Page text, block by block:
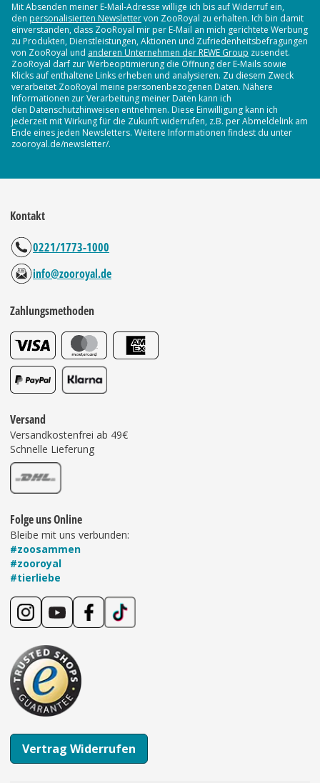
Mit Absenden meiner E-Mail-Adresse willige ich bis auf Widerruf ein,
den personalisierten Newslettervon ZooRoyal zu erhalten. Ich bin damit
einverstanden, dass ZooRoyal mir per E-Mail an mich gerichtete Werbung
zu Produkten, Dienstleistungen, Aktionen und Zufriedenheitsbefragungen
von ZooRoyal und anderen Unternehmen der REWE Group zusendet.
ZooRoyal darf zur Werbeoptimierung die Öffnung der E-Mails sowie
Klicks auf enthaltene Links erheben und analysieren. Zu diesem Zweck
verarbeitet ZooRoyal meine personenbezogenen Daten. Nähere
Informationen zur Verarbeitung meiner Daten kann ich
den Datenschutzhinweisen entnehmen. Diese Einwilligung kann ich
jederzeit mit Wirkung für die Zukunft widerrufen, z.B. per Abmeldelink am
Ende eines jeden Newsletters. Weitere Informationen findest du unter
zooroyal.de/newsletter/.
Kontakt
0221/1773-1000
info@zooroyal.de
Zahlungsmethoden
Versand
Versandkostenfrei ab 49€
Schnelle Lieferung
Folge uns Online
Bleibe mit uns verbunden:
#zoosammen
#zooroyal
#tierliebe
Vertrag Widerrufen